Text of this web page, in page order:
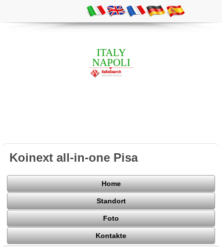
ITALY
NAPOLI
Koinext all-in-one Pisa
Home
Standort
Foto
Kontakte